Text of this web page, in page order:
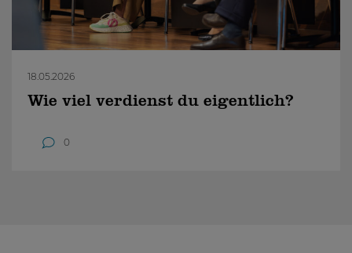
18.05.2026
Wie viel verdienst du eigentlich?
0